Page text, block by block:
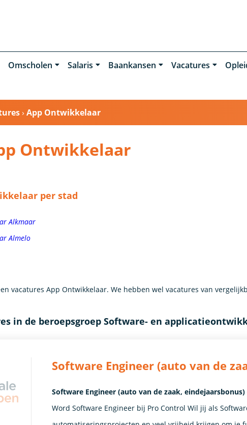
Omscholen Salaris Baankansen Vacatures
›App Ontwikkelaar
Ontwikkelaar
per stad
Alkmaar
Almelo
vacatures App Ontwikkelaar. We hebben wel vacatures van
in de beroepsgroep Software- en
Software Engineer (auto van de
Software Engineer (auto van de zaak, eindejaarsbonus)
Word Software Engineer bij Pro Control Wil jij als